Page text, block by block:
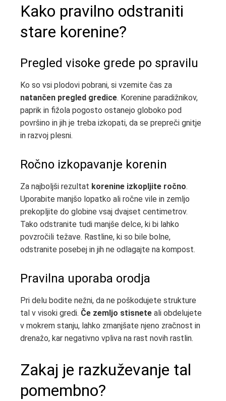
Kako pravilno odstraniti
stare korenine?
Pregled visoke grede po spravilu
Ko so vsi plodovi pobrani, si vzemite čas za
natančen pregled gredice. Korenine paradižnikov,
paprik in fižola pogosto ostanejo globoko pod
površino in jih je treba izkopati, da se prepreči gnitje
in razvoj plesni.
Ročno izkopavanje korenin
Za najboljši rezultat korenine izkopljite ročno.
Uporabite manjšo lopatko ali ročne vile in zemljo
prekopljite do globine vsaj dvajset centimetrov.
Tako odstranite tudi manjše delce, ki bi lahko
povzročili težave. Rastline, ki so bile bolne,
odstranite posebej in jih ne odlagajte na kompost.
Pravilna uporaba orodja
Pri delu bodite nežni, da ne poškodujete strukture
tal v visoki gredi. Če zemljo stisnete ali obdelujete
v mokrem stanju, lahko zmanjšate njeno zračnost in
drenažo, kar negativno vpliva na rast novih rastlin.
Zakaj je razkuževanje tal
pomembno?